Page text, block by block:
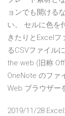
ョンでも開ける
い。 セルに色を
きたりとExcel
るCSVファイル
the web (旧称
OneNote のファ
Web ブラウザー
2019/11/28